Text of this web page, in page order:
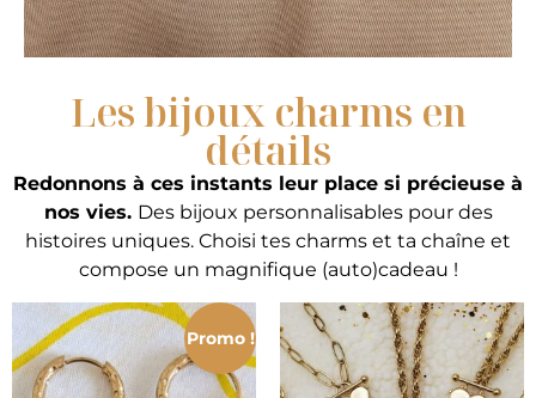
Les bijoux charms en
détails
Redonnons à ces instants leur place si précieuse à
nos vies. Des bijoux personnalisables pour des
histoires uniques. Choisi tes charms et ta chaîne et
compose un magnifique (auto)cadeau !
Promo !